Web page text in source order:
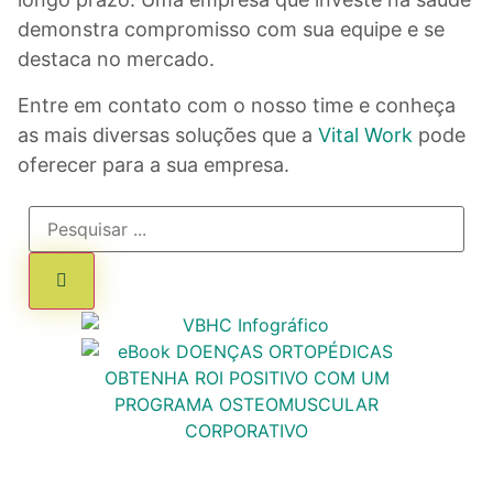
demonstra compromisso com sua equipe e se
destaca no mercado.
Entre em contato com o nosso time e conheça
as mais diversas soluções que a Vital Work pode
oferecer para a sua empresa.